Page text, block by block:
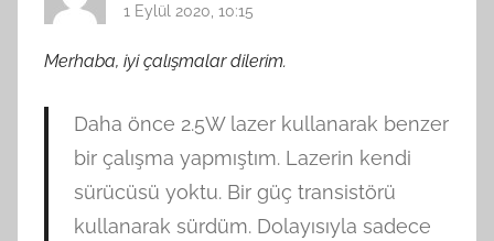
1 Eylül 2020, 10:15
Merhaba, iyi çalışmalar dilerim.
Daha önce 2.5W lazer kullanarak benzer
bir çalışma yapmıştım. Lazerin kendi
sürücüsü yoktu. Bir güç transistörü
kullanarak sürdüm. Dolayısıyla sadece